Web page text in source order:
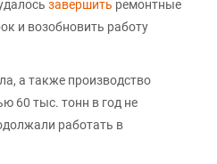
завершить ремонтные
и возобновить работу
а также производство
60 тыс. тонн в год не
работать в